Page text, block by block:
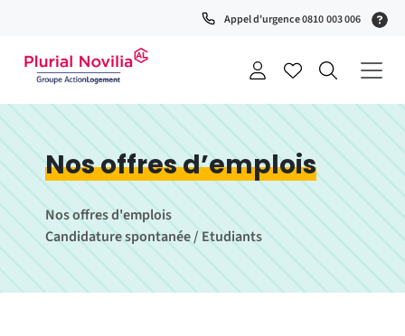
Appel d'urgence 0810 003 006
Nos offres d’emplois
Nos offres d'emplois
Candidature spontanée / Etudiants
de
chat